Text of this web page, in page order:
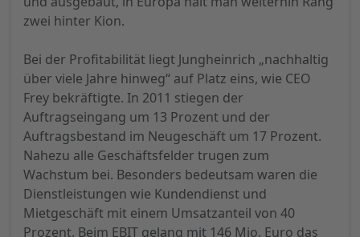
zwei hinter Kion.
Bei der Profitabilität liegt Jungheinrich „nachhaltig
über viele Jahre hinweg“ auf Platz eins, wie CEO
Frey bekräftigte. In 2011 stiegen der
Auftragseingang um 13 Prozent und der
Auftragsbestand im Neugeschäft um 17 Prozent.
Nahezu alle Geschäftsfelder trugen zum
Wachstum bei. Besonders bedeutsam waren die
Dienstleistungen wie Kundendienst und
Mietgeschäft mit einem Umsatzanteil von 40
Prozent. Beim EBIT gelang mit 146 Mio. Euro das